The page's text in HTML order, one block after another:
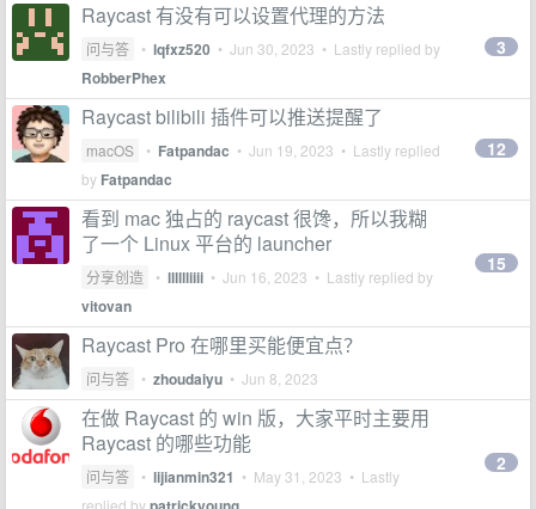
Raycast 有没有可以设置代理的方法
问与答 • lqfxz520 • Jun 30, 2023 • Lastly replied by
RobberPhex
3
Raycast bilibili 插件可以推送提醒了
macOS • Fatpandac • Jun 19, 2023 • Lastly replied
by Fatpandac
12
看到 mac 独占的 raycast 很馋，所以我糊
了一个 Linux 平台的 launcher
分享创造 • lllllliiii • Jun 16, 2023 • Lastly replied by
vitovan
15
Raycast Pro 在哪里买能便宜点？
问与答 • zhoudaiyu • Jun 8, 2023
在做 Raycast 的 win 版，大家平时主要用
Raycast 的哪些功能
问与答 • lijianmin321 • May 31, 2023 • Lastly
replied by
2